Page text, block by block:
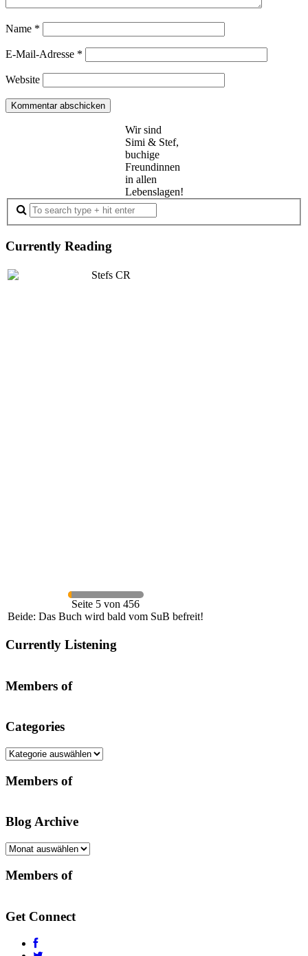
Name *
E-Mail-Adresse *
Website
Wir sind
Simi & Stef,
buchige
Freundinnen
in allen
Lebenslagen!
Currently Reading
Seite 5 von 456
Beide: Das Buch wird bald vom SuB befreit!
Currently Listening
Members of
Categories
Categories
Members of
Blog Archive
Blog
Members of
Get Connect